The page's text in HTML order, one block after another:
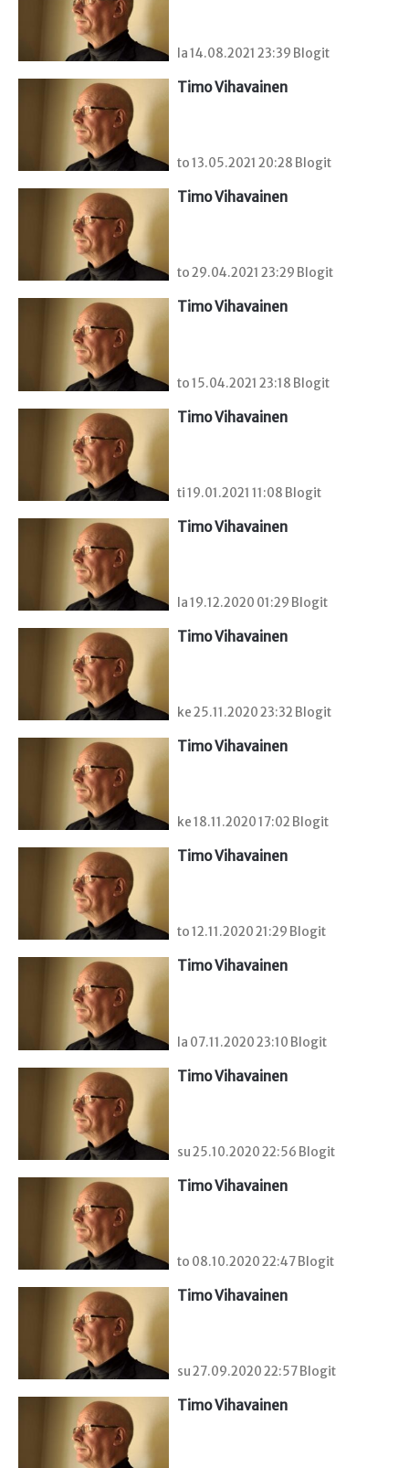
la 14.08.2021 23:39 Blogit
Timo Vihavainen
to 13.05.2021 20:28 Blogit
Timo Vihavainen
to 29.04.2021 23:29 Blogit
Timo Vihavainen
to 15.04.2021 23:18 Blogit
Timo Vihavainen
ti 19.01.2021 11:08 Blogit
Timo Vihavainen
la 19.12.2020 01:29 Blogit
Timo Vihavainen
ke 25.11.2020 23:32 Blogit
Timo Vihavainen
ke 18.11.2020 17:02 Blogit
Timo Vihavainen
to 12.11.2020 21:29 Blogit
Timo Vihavainen
la 07.11.2020 23:10 Blogit
Timo Vihavainen
su 25.10.2020 22:56 Blogit
Timo Vihavainen
to 08.10.2020 22:47 Blogit
Timo Vihavainen
su 27.09.2020 22:57 Blogit
Timo Vihavainen